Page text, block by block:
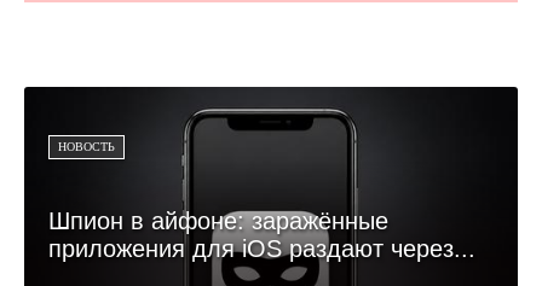
НОВОСТЬ
Шпион в айфоне: заражённые
приложения для iOS раздают через...